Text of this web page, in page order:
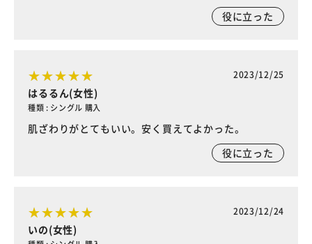
役に立った
2023/12/25
はるるん(女性)
種類 : シングル 購入
肌ざわりがとてもいい。安く買えてよかった。
役に立った
2023/12/24
いの(女性)